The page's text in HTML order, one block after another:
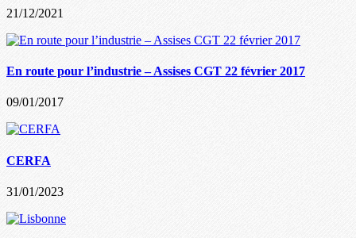
21/12/2021
En route pour l’industrie – Assises CGT 22 février 2017
09/01/2017
CERFA
31/01/2023